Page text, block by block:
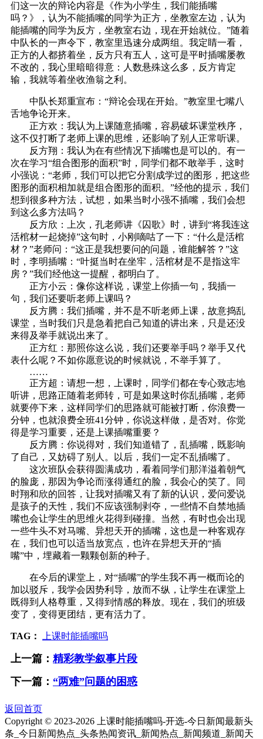
们这一次的辩论内容是《作为小学生，我们能插嘴
吗？》，认为不能插嘴的同学为正方，坐教室左边，认为
能插嘴的同学为反方，坐教室右边，现在开始就位。”随着
中队长的一声令下，教室里迅速分成两组。我定睛一看，
正方的人都挤着坐，反方只有五人，这可是平时插嘴屡教
不改的，我心里暗暗得意：人数悬殊这么多，反方肯定
输，我就等着坐收渔翁之利。
中队长郑重宣布：“辩论会现在开始。”教室里七嘴八
舌地争论开来。
正方欢：我认为上课随意插嘴，容易破坏课堂秩序，
这不仅打断了老师上课的思维，还影响了别人正常听课。
反方翔：我认为在有些情况下插嘴也是可以的。有一
次在学习“组合图形的面积”时，同学们都不敢举手，这时
小强说：“老师，我们可以把它分割成学过的图形，把这些
图形的面积相加就是组合图形的面积。”经他的提示，我们
想到很多种方法，试想，如果当时小强不插嘴，我们会想
到这么多方法吗？
反方欣：上次，孔老师讲《囚歌》时，讲到“将我连这
活棺材一起烧掉”这句时，小刚嘀咕了一下：“什么是活棺
材？”老师问：“这正是我想要问的问题，谁能解答？”这
时，李明插嘴：“叶挺当时在坐牢，活棺材是不是指这牢
房？”我们经他这一提醒，都明白了。
正方小云：像你这样说，课堂上你插一句，我插一
句，我们还要听老师上课吗？
反方腾：我们插嘴，并不是不听老师上课，故意捣乱
课堂，当时我们只是急着把自己知道的讲出来，只是还没
来得及举手就说出来了。
正方红：那照你这么说，我们还要举手吗？举手又代
表什么呢？不如你愿意说的时候就说，不举手算了。
……
正方超：请想一想，上课时，同学们都在专心致志地
听讲，思路正随着老师转，可是如果这时你乱插嘴，老师
就要停下来，这样同学们的思路就可能被打断，你浪费一
分钟，也就浪费全班41分钟，你说这样做，是否对。你觉
得是学习重要，还是上课插嘴重要？
反方腾：你说得对，我们知道错了，乱插嘴，既影响
了自己，又妨碍了别人。以后，我们一定不乱插嘴了。
这次班队会获得圆满成功，看着同学们那洋溢着朝气
的脸庞，那因为争论而涨得通红的脸，我会心的笑了。同
时翔和欣的回答，让我对插嘴又有了新的认识，爱问爱说
是孩子的天性，我们不应该强制剥夺，一些情不自禁地插
嘴也会让学生的思维火花得到碰撞。当然，有时也会出现
一些牛头不对马嘴、异想天开的插嘴，这也是一种客观存
在，我们也可以适当放宽点，也许在异想天开的“插
嘴”中，埋藏着一颗颗创新的种子。
在今后的课堂上，对“插嘴”的学生我不再一概而论的
加以驳斥，我学会因势利导，放而不纵，让学生在课堂上
既得到人格尊重，又得到情感的释放。现在，我们的班级
变了，变得更团结，更有活力了。
TAG： 上课时能插嘴吗
上一篇： 精彩教学叙事片段
下一篇： “两难”问题的困惑
返回首页
Copyright © 2023-2026 上课时能插嘴吗-开选-今日新闻最新头
条_今日新闻热点_头条热闻资讯_新闻热点_新闻频道_新闻天